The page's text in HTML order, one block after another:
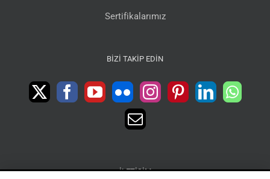
Sertifikalarımız
BIZI TAKIP EDIN
İLETIŞIM